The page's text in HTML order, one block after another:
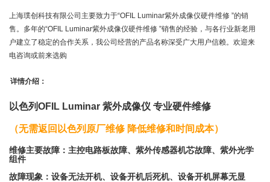
上海璞创科技有限公司主要致力于“OFIL Luminar紫外成像仪硬件维修 ”的销
售。多年的“OFIL Luminar紫外成像仪硬件维修 ”销售的经验，与各行业新老用
户建立了稳定的合作关系，我公司经营的产品名称深受广大用户信赖。欢迎来
电咨询或前来选购
详情介绍：
以色列OFIL Luminar 紫外成像仪 专业硬件维修
（无需返回以色列原厂维修 降低维修和时间成本）
维修主要故障：主控电路板故障、紫外传感器机芯故障、紫外光学
组件
故障现象：设备无法开机、 设备开机后死机、 设备开机屏幕无显